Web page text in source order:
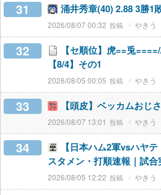
31 涌井秀章(40) 2.88 3勝1
2026/08/07 00:32 やきう
32
【セ順位】虎==兎
【8/4】その1
2026/08/05 00:05 やきう
33 【頭皮】ベッカムおじ
2026/08/07 13:01 やきう
34
【日本ハム2軍vsハヤ
スタメン・打順速報｜試
2026/08/05 12:22 やきう